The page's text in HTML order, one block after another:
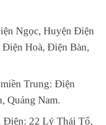
Ngọc, Huyện Điện
Điện Hoà, Điện Bàn,
Trung: Điện
Quảng Nam.
Điện: 22 Lý Thái Tổ,